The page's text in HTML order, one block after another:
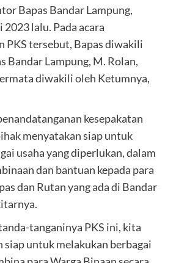
Bapas Bandar Lampung,
2023 lalu. Pada acara
PKS tersebut, Bapas diwakili
Bandar Lampung, M. Rolan,
diwakili oleh Ketumnya,
kesepakatan
menyatakan siap untuk
usaha yang diperlukan, dalam
dan bantuan kepada para
dan Rutan yang ada di Bandar
tanganinya PKS ini, kita
siap untuk melakukan berbagai